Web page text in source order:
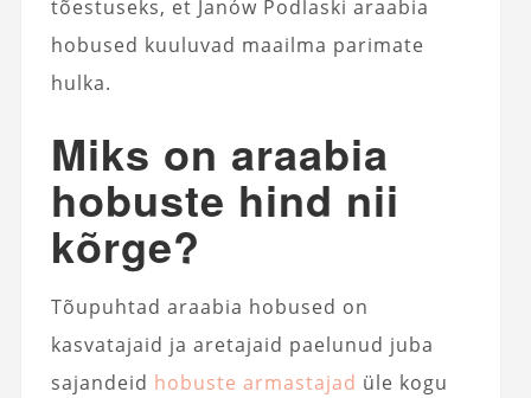
tõestuseks, et Janów Podlaski araabia
hobused kuuluvad maailma parimate
hulka.
Miks on araabia
hobuste hind nii
kõrge?
Tõupuhtad araabia hobused on
kasvatajaid ja aretajaid paelunud juba
sajandeid hobuste armastajad üle kogu